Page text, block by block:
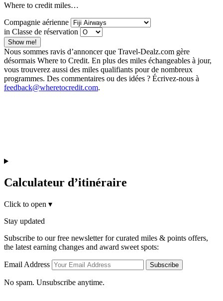
Where to credit miles…
Compagnie aérienne
in Classe de réservation
Show me!
Nous sommes ravis d’annoncer que Travel-Dealz.com gère
désormais Where to Credit. En plus des miles échangeables à jour,
vous trouverez aussi des miles qualifiants pour de nombreux
programmes. Des commentaires ou des idées ? Écrivez-nous à
feedback@wheretocredit.com.
Calculateur d’itinéraire
Click to open ▾
Stay updated
Subscribe to our free newsletter for curated miles & points offers,
the latest earning changes and award sweet spots:
Email Address Subscribe
No spam. Unsubscribe anytime.